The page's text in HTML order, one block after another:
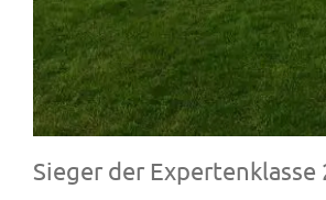
Sieger der Expertenklasse